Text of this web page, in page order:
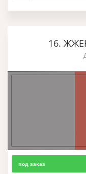
16.
под заказ